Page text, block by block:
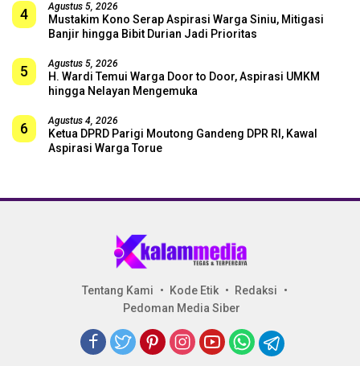
4 Agustus 5, 2026
Mustakim Kono Serap Aspirasi Warga Siniu, Mitigasi
Banjir hingga Bibit Durian Jadi Prioritas
5 Agustus 5, 2026
H. Wardi Temui Warga Door to Door, Aspirasi UMKM
hingga Nelayan Mengemuka
6 Agustus 4, 2026
Ketua DPRD Parigi Moutong Gandeng DPR RI, Kawal
Aspirasi Warga Torue
Tentang Kami Kode Etik
Redaksi
Pedoman Media Siber